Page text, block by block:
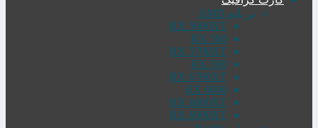
بر پایه AMD
RX 5600XT
RX 580
RX 5700XT
RX 590
RX 6700XT
RX 6800
RX 6800XT
RX 6900XT